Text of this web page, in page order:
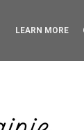
LEARN MORE